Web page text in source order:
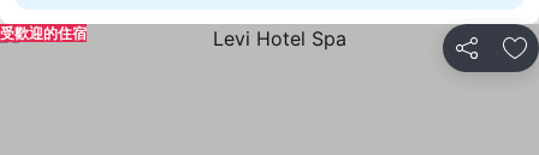
分享 加
受歡迎的住宿